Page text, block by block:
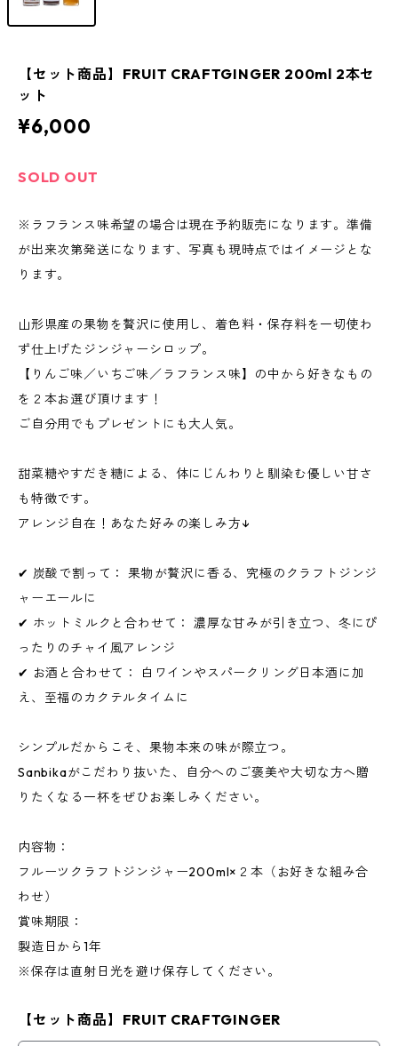
【セット商品】FRUIT CRAFTGINGER 200ml 2本セ
ット
¥6,000
SOLD OUT
※ラフランス味希望の場合は現在予約販売になります。準備
が出来次第発送になります、写真も現時点ではイメージとな
ります。
山形県産の果物を贅沢に使用し、着色料・保存料を一切使わ
ず仕上げたジンジャーシロップ。
【りんご味／いちご味／ラフランス味】の中から好きなもの
を２本お選び頂けます！
ご自分用でもプレゼントにも大人気。
甜菜糖やすだき糖による、体にじんわりと馴染む優しい甘さ
も特徴です。
アレンジ自在！あなた好みの楽しみ方↓
✔ 炭酸で割って： 果物が贅沢に香る、究極のクラフトジンジ
ャーエールに
✔ ホットミルクと合わせて： 濃厚な甘みが引き立つ、冬にぴ
ったりのチャイ風アレンジ
✔ お酒と合わせて： 白ワインやスパークリング日本酒に加
え、至福のカクテルタイムに
シンプルだからこそ、果物本来の味が際立つ。
Sanbikaがこだわり抜いた、自分へのご褒美や大切な方へ贈
りたくなる一杯をぜひお楽しみください。
内容物：
フルーツクラフトジンジャー200ml×２本（お好きな組み合
わせ）
賞味期限：
製造日から1年
※保存は直射日光を避け保存してください。
【セット商品】FRUIT CRAFTGINGER